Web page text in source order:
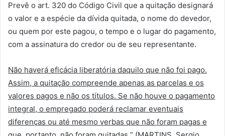
Prevê o art. 320 do Código Civil que a quitação designará
o valor e a espécie da dívida quitada, o nome do devedor,
ou quem por este pagou, o tempo e o lugar do pagamento,
com a assinatura do credor ou de seu representante.
Não haverá eficácia liberatória daquilo que não foi pago.
Assim, a quitação compreende apenas as parcelas e os
valores pagos e não os títulos. Se não houve o pagamento
integral, o empregado poderá reclamar eventuais
diferenças ou até mesmo verbas que não foram pagas e